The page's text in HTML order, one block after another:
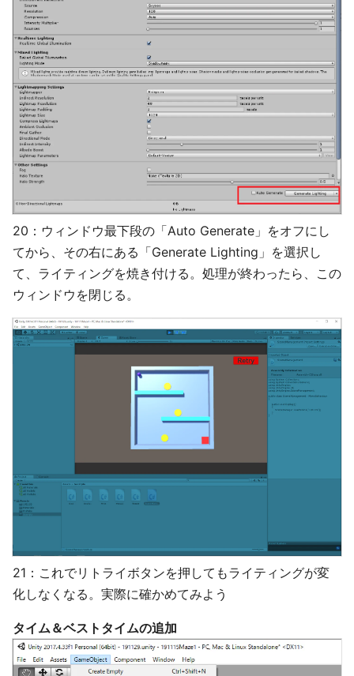
20：ウィンドウ最下段の「Auto Generate」をオフにし
てから、その右にある「Generate Lighting」を選択し
て、ライティングを焼き付ける。処理が終わったら、この
ウィンドウを閉じる。
21：これでリトライボタンを押してもライティングが変
化しなくなる。実際に確かめてみよう
タイム＆ベストタイムの追加